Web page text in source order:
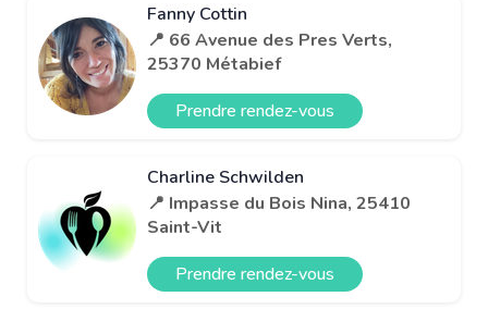
Fanny Cottin
📍 66 Avenue des Pres Verts,
25370 Métabief
Prendre rendez-vous
Charline Schwilden
📍 Impasse du Bois Nina, 25410
Saint-Vit
Prendre rendez-vous